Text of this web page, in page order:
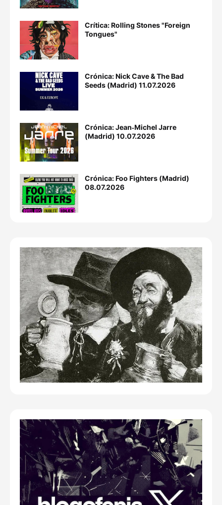
Crítica: Rolling Stones "Foreign
Tongues"
Crónica: Nick Cave & The Bad
Seeds (Madrid) 11.07.2026
Crónica: Jean‐Michel Jarre
(Madrid) 10.07.2026
Crónica: Foo Fighters (Madrid)
08.07.2026